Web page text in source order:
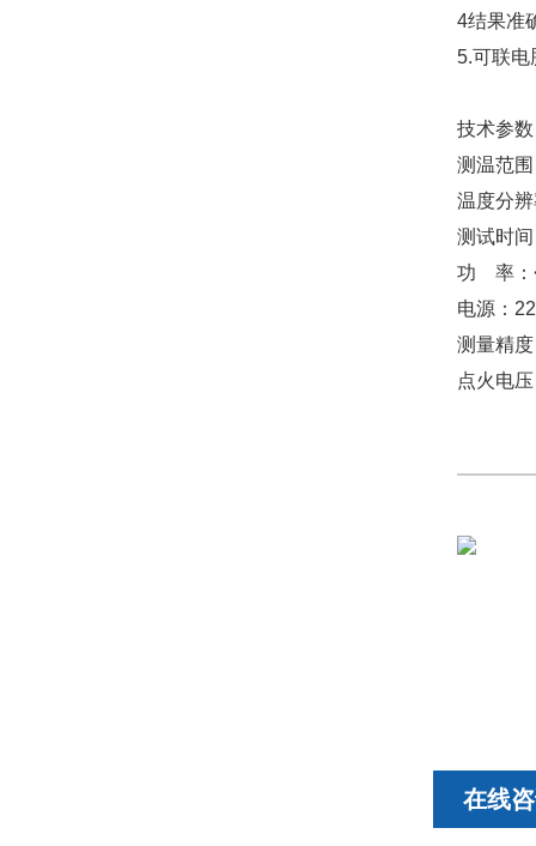
4结果准
5.可联电
技术参数
测温范
温度分
测试时
功 率：
电源：
测量精
点火电
在线